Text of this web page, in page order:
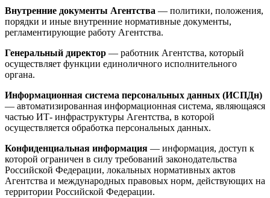
Внутренние документы Агентства — политики, положения,
порядки и иные внутренние нормативные документы,
регламентирующие работу Агентства.
Генеральный директор — работник Агентства, который
осуществляет функции единоличного исполнительного
органа.
Информационная система персональных данных (ИСПДн)
— автоматизированная информационная система, являющаяся
частью ИТ- инфраструктуры Агентства, в которой
осуществляется обработка персональных данных.
Конфиденциальная информация — информация, доступ к
которой ограничен в силу требований законодательства
Российской Федерации, локальных нормативных актов
Агентства и международных правовых норм, действующих на
территории Российской Федерации.